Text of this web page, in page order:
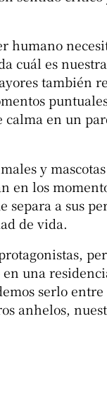
humano
cuál es
también
en un
y
en los
separa a sus
de vida.
una
serlo entre
anhelos,